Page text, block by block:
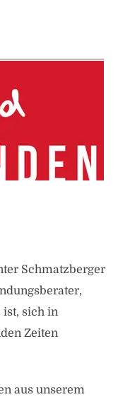
Schmatzberger
ist, sich in
Zeiten
aus unserem